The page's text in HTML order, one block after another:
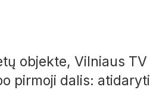
objekte, Vilniaus TV
pirmoji dalis: atidaryti